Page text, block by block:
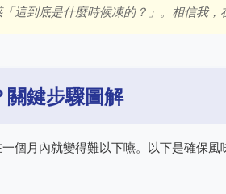
這到底是什麼時候凍的？」。相信我，
鍵步驟圖解
個月內就變得難以下嚥。以下是確保風